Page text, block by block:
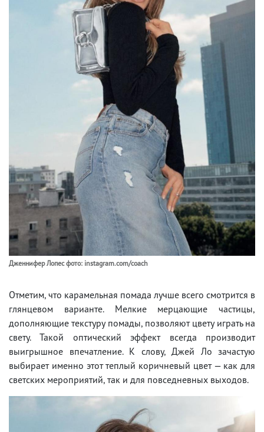
Дженнифер Лопес фото: instagram.com/coach
Отметим, что карамельная помада лучше всего смотрится в
глянцевом варианте. Мелкие мерцающие частицы,
дополняющие текстуру помады, позволяют цвету играть на
свету. Такой оптический эффект всегда производит
выигрышное впечатление. К слову, Джей Ло зачастую
выбирает именно этот теплый коричневый цвет — как для
светских мероприятий, так и для повседневных выходов.